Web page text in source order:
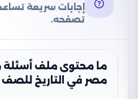
إجابات سريعة
تصفحه.
ما محتوى ملف
مصر في التاريخ للصف